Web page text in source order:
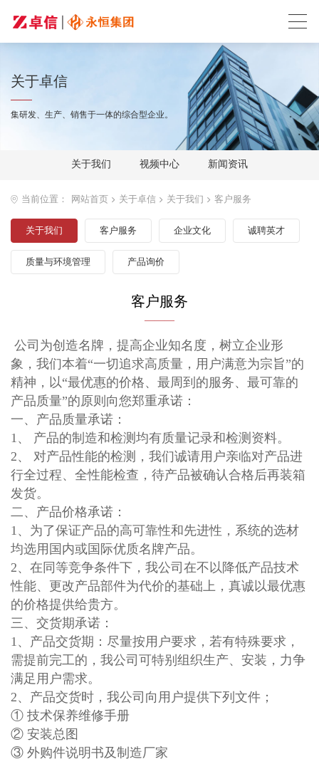
关于卓信
集研发、生产、销售于一体的综合型企业。
关于我们 视频中心 新闻资讯
当前位置： 网站首页 关于卓信 关于我们 客户服务
关于我们 客户服务 企业文化 诚聘英才
质量与环境管理 产品询价
客户服务
———
公司为创造名牌，提高企业知名度，树立企业形
象，我们本着“一切追求高质量，用户满意为宗旨”的
精神，以“最优惠的价格、最周到的服务、最可靠的
产品质量”的原则向您郑重承诺：
一、产品质量承诺：
1、 产品的制造和检测均有质量记录和检测资料。
2、 对产品性能的检测，我们诚请用户亲临对产品进
行全过程、全性能检查，待产品被确认合格后再装箱
发货。
二、产品价格承诺：
1、为了保证产品的高可靠性和先进性，系统的选材
均选用国内或国际优质名牌产品。
2、在同等竞争条件下，我公司在不以降低产品技术
性能、更改产品部件为代价的基础上，真诚以最优惠
的价格提供给贵方。
三、交货期承诺：
1、产品交货期：尽量按用户要求，若有特殊要求，
需提前完工的，我公司可特别组织生产、安装，力争
满足用户需求。
2、产品交货时，我公司向用户提供下列文件；
① 技术保养维修手册
② 安装总图
③ 外购件说明书及制造厂家